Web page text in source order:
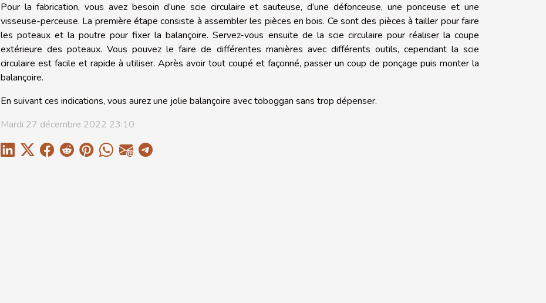
Pour la fabrication, vous avez besoin d’une scie circulaire et sauteuse, d’une défonceuse, une ponceuse et une
visseuse-perceuse. La première étape consiste à assembler les pièces en bois. Ce sont des pièces à tailler pour faire
les poteaux et la poutre pour fixer la balançoire. Servez-vous ensuite de la scie circulaire pour réaliser la coupe
extérieure des poteaux. Vous pouvez le faire de différentes manières avec différents outils, cependant la scie
circulaire est facile et rapide à utiliser. Après avoir tout coupé et façonné, passer un coup de ponçage puis monter la
balançoire.
En suivant ces indications, vous aurez une jolie balançoire avec toboggan sans trop dépenser.
Mardi 27 décembre 2022 23:10